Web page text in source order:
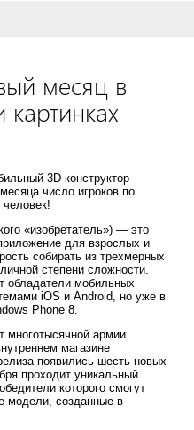
месяц в
3D-конструктор
число игроков по
«изобретатель») — это
для взрослых и
собирать из трехмерных
степени сложности.
обладатели мобильных
iOS и Android, но уже в
Phone 8.
многотысячной армии
магазине
появились шесть новых
проходит уникальный
которого смогут
модели, созданные в